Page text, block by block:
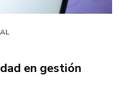
en gestión